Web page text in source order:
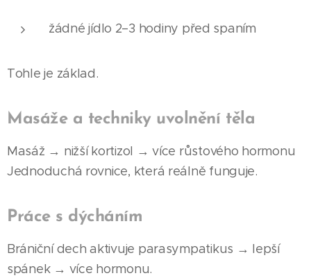
žádné jídlo 2–3 hodiny před spaním
Tohle je základ.
Masáže a techniky uvolnění těla
Masáž → nižší kortizol → více růstového hormonu
Jednoduchá rovnice, která reálně funguje.
Práce s dýcháním
Brániční dech aktivuje parasympatikus → lepší
spánek → více hormonu.